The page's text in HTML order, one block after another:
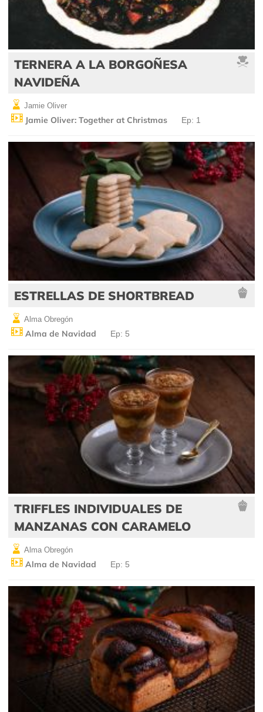
TERNERA A LA BORGOÑESA
NAVIDEÑA
Jamie Oliver
Jamie Oliver: Together at Christmas Ep: 1
ESTRELLAS DE SHORTBREAD
Alma Obregón
Alma de Navidad Ep: 5
TRIFFLES INDIVIDUALES DE
MANZANAS CON CARAMELO
Alma Obregón
Alma de Navidad Ep: 5